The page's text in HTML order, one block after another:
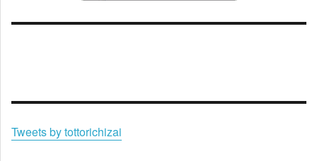
Tweets by tottorichizai